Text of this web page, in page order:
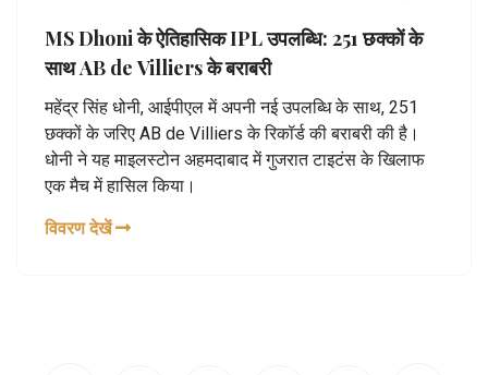
MS Dhoni के ऐतिहासिक IPL उपलब्धि: 251 छक्कों के
साथ AB de Villiers के बराबरी
महेंद्र सिंह धोनी, आईपीएल में अपनी नई उपलब्धि के साथ, 251
छक्कों के जरिए AB de Villiers के रिकॉर्ड की बराबरी की है।
धोनी ने यह माइलस्टोन अहमदाबाद में गुजरात टाइटंस के खिलाफ
एक मैच में हासिल किया।
विवरण देखें